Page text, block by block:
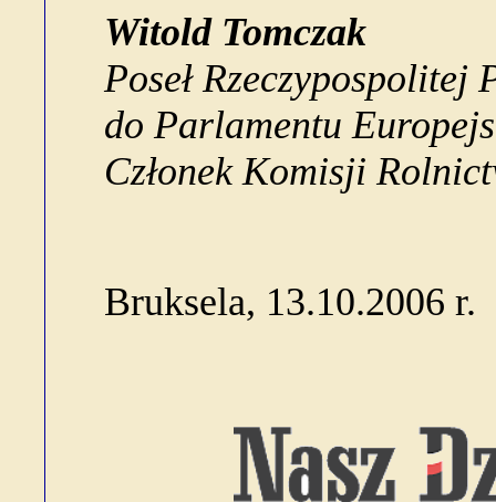
Witold Tomczak
Poseł Rzeczypospolitej
do Parlamentu
Członek Komisji
Bruksela, 13.10.2006 r.